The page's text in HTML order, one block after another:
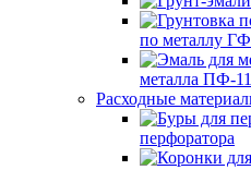
по металлу
металла ПФ-
Расходные
перфоратора